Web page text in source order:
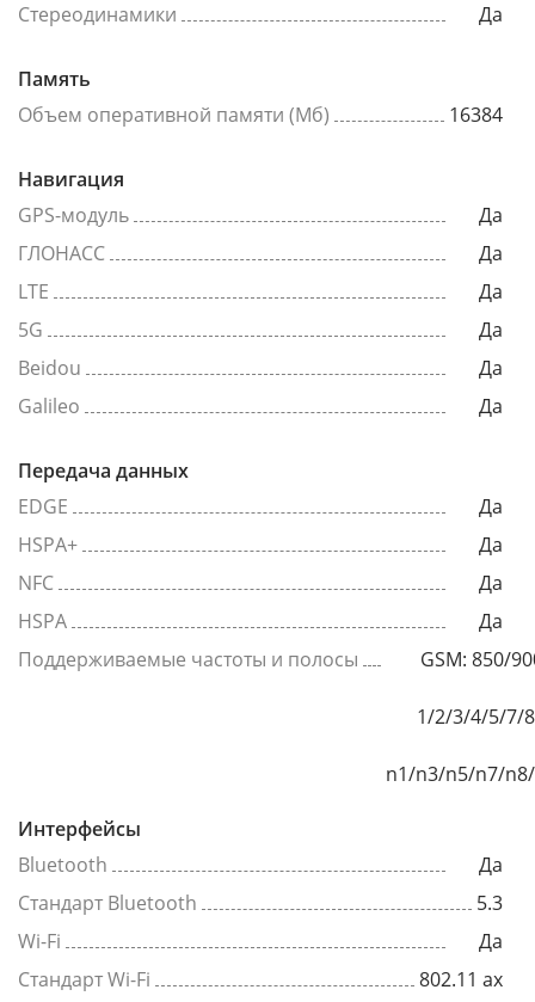
Стереодинамики
Да
Память
Объем оперативной памяти (Мб)
16384
Навигация
GPS-модуль
Да
ГЛОНАСС
Да
LTE
Да
5G
Да
Beidou
Да
Galileo
Да
Передача данных
EDGE
Да
HSPA+
Да
NFC
Да
HSPA
Да
Поддерживаемые частоты и полосы
GSM: 850/
1/2/3/4/5/7/
n1/n3/n5/n7/
Интерфейсы
Bluetooth
Да
Стандарт Bluetooth
5.3
Wi-Fi
Да
Стандарт Wi-Fi
802.11 ax